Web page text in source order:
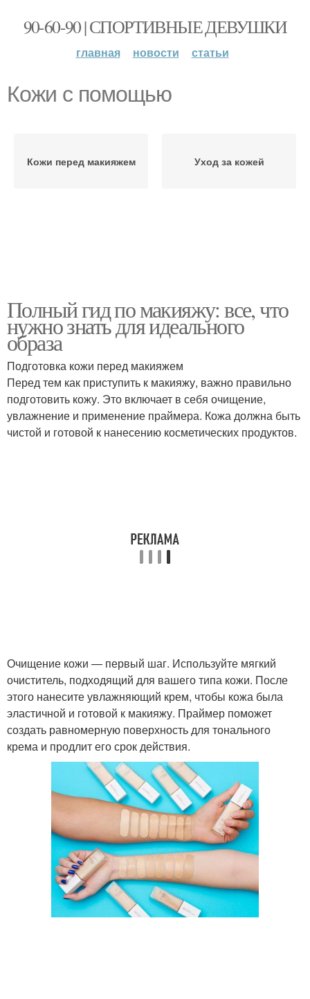
90-60-90 | СПОРТИВНЫЕ ДЕВУШКИ
главная новости статьи
Кожи с помощью
Кожи перед макияжем Уход за кожей
Полный гид по макияжу: все, что
нужно знать для идеального
образа
Подготовка кожи перед макияжем
Перед тем как приступить к макияжу, важно правильно
подготовить кожу. Это включает в себя очищение,
увлажнение и применение праймера. Кожа должна быть
чистой и готовой к нанесению косметических продуктов.
Очищение кожи — первый шаг. Используйте мягкий
очиститель, подходящий для вашего типа кожи. После
этого нанесите увлажняющий крем, чтобы кожа была
эластичной и готовой к макияжу. Праймер поможет
создать равномерную поверхность для тонального
крема и продлит его срок действия.